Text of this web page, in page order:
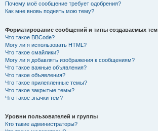
Почему моё сообщение требует одобрения?
Как мне вновь поднять мою тему?
Форматирование сообщений и типы создаваемых тем
Что такое BBCode?
Могу ли я использовать HTML?
Что такое смайлики?
Могу ли я добавлять изображения к сообщениям?
Что такое важные объявления?
Что такое объявления?
Что такое прилепленные темы?
Что такое закрытые темы?
Что такое значки тем?
Уровни пользователей и группы
Кто такие администраторы?